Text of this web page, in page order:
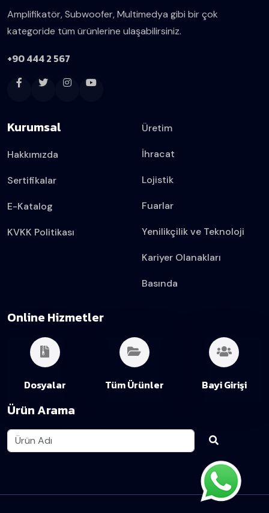
Amplifikatör, Subwoofer, Multimedya gibi bir çok
kategoride tüm ürünlerine ulaşabilirsiniz.
+90 444 2 567
Kurumsal
Hakkımızda
Sertifikalar
E-Katalog
KVKK Politikası
Üretim
İhracat
Lojistik
Fuarlar
Yenilikçilik ve Teknoloji
Kariyer Olanakları
Basında
Online Hizmetler
Dosyalar Tüm Ürünler Bayi Girişi
Ürün Arama